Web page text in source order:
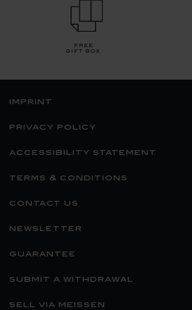
free
gift box
imprint
privacy policy
accessibility statement
terms & conditions
contact us
newsletter
guarantee
submit a withdrawal
sell via meissen